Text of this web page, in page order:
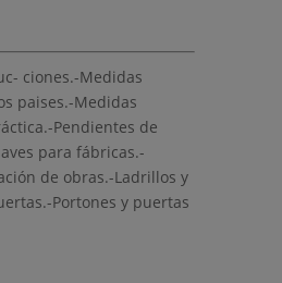
ciones.-Medidas
paises.-Medidas
Pendientes de
para fábricas.-
de obras.-Ladrillos y
Portones y puertas